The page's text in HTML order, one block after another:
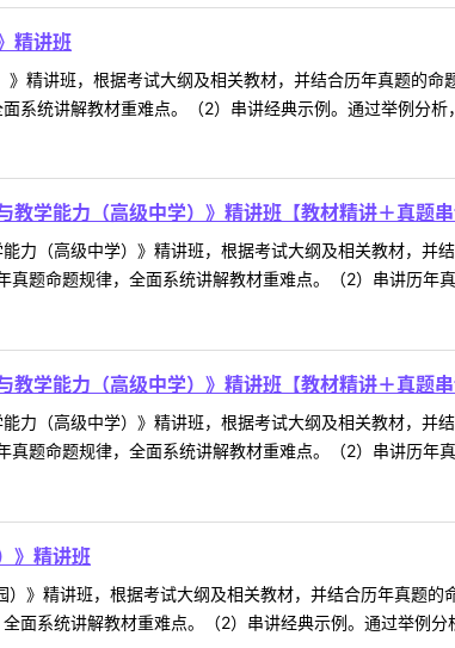
精讲班
精讲班，根据考试大纲及相关教材，并结合历年真题的
系统讲解教材重难点。（2）串讲经典示例。通过举例分
学能力（高级中学）》精讲班【教材精讲＋真题串
力（高级中学）》精讲班，根据考试大纲及相关教材，并
题命题规律，全面系统讲解教材重难点。（2）串讲历年
学能力（高级中学）》精讲班【教材精讲＋真题串
力（高级中学）》精讲班，根据考试大纲及相关教材，并
题命题规律，全面系统讲解教材重难点。（2）串讲历年
》精讲班
》精讲班，根据考试大纲及相关教材，并结合历年真题
面系统讲解教材重难点。（2）串讲经典示例。通过举例